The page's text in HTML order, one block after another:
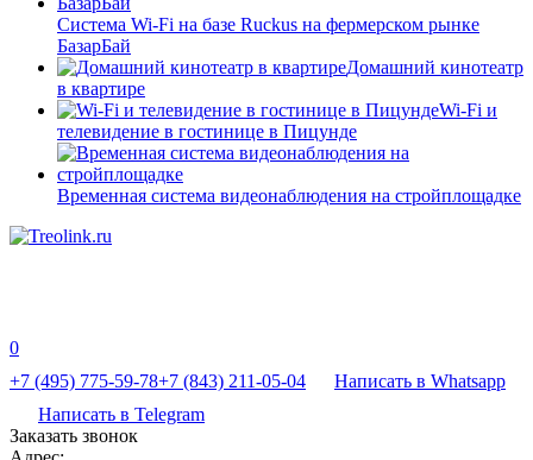
Система Wi-Fi на базе Ruckus на фермерском рынке
БазарБай
Домашний кинотеатр
в квартире
Wi-Fi и
телевидение в гостинице в Пицунде
Временная система видеонаблюдения на стройплощадке
0
+7 (495) 775-59-78+7 (843) 211-05-04
Написать в Whatsapp
Написать в Telegram
Заказать звонок